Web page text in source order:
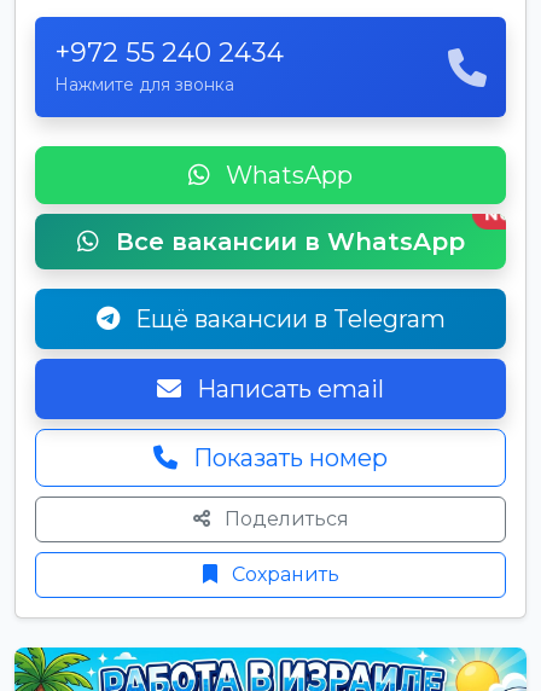
+972 55 240 2434
Нажмите для звонка
WhatsApp
Все вакансии в WhatsApp
New
Ещё вакансии в Telegram
Написать email
Показать номер
Поделиться
Сохранить